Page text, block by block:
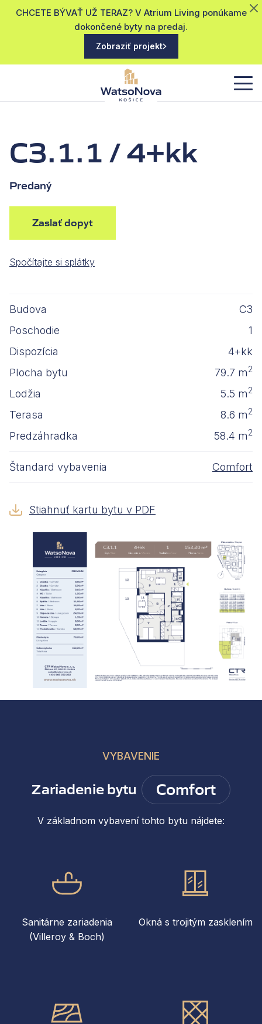
CHCETE BÝVAŤ UŽ TERAZ? V Atrium Living ponúkame
dokončené byty na predaj.
Zobraziť projekt
C3.1.1 / 4+kk
Predaný
Zaslať dopyt
Spočítajte si splátky
Budova
C3
Poschodie
1
Dispozícia
4+kk
Plocha bytu
79.7 m2
Lodžia 5.5 m2
Terasa 8.6 m2
Predzáhradka 58.4 m2
Štandard vybavenia Comfort
Stiahnuť kartu bytu v PDF
VYBAVENIE
Zariadenie bytu Comfort
V základnom vybavení tohto bytu nájdete:
Sanitárne zariadenia
(Villeroy & Boch)
Okná s trojitým zasklením